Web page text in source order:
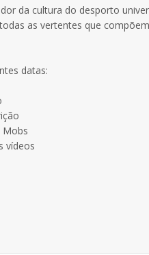
da cultura do desporto
as vertentes que
datas:
Mobs
vídeos